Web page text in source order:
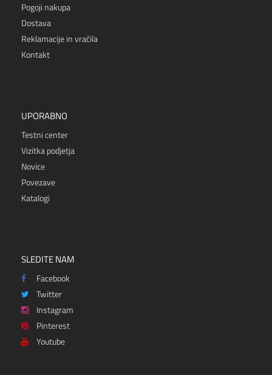
Pogoji nakupa
Dostava
Reklamacije in vračila
Kontakt
UPORABNO
Testni center
Vizitka podjetja
Novice
Povezave
Katalogi
SLEDITE NAM
Facebook
Twitter
Instagram
Pinterest
Youtube